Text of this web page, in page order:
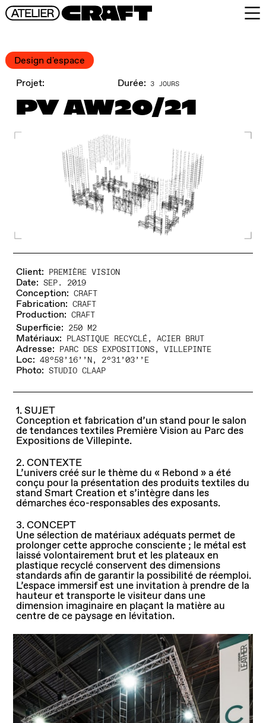
Design d'espace
Projet:
Durée: 3 JOURS
PV AW20/21
Client: PREMIÈRE VISION
Date: SEP. 2019
Conception: CRAFT
Fabrication: CRAFT
Production: CRAFT
Superficie: 250 M2
Matériaux: PLASTIQUE RECYCLÉ, ACIER BRUT
Adresse: PARC DES EXPOSITIONS, VILLEPINTE
Loc: 48°58’16’’N, 2°31’03’’E
Photo: STUDIO CLAAP
1. SUJET
Conception et fabrication d’un stand pour le salon
de tendances textiles Première Vision au Parc des
Expositions de Villepinte.
2. CONTEXTE
L’univers créé sur le thème du « Rebond » a été
conçu pour la présentation des produits textiles du
stand Smart Creation et s’intègre dans les
démarches éco-responsables des exposants.
3. CONCEPT
Une sélection de matériaux adéquats permet de
prolonger cette approche consciente ; le métal est
laissé volontairement brut et les plateaux en
plastique recyclé conservent des dimensions
standards afin de garantir la possibilité de réemploi.
L’espace immersif est une invitation à prendre de la
hauteur et transporte le visiteur dans une
dimension imaginaire en plaçant la matière au
centre de ce paysage en lévitation.